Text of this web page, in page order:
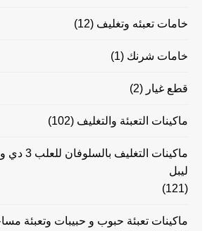
خامات تعبئه وتغليف (12)
خامات شرنك (1)
قطع غيار (2)
ماكينات التعبئة والتغليف (102)
ماكينات
ليبل
(121)
ماكينات تعبئة حبوب و حبيبات وتعبئة